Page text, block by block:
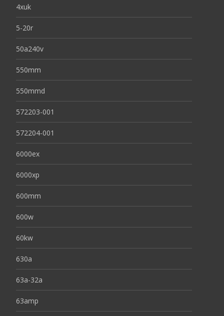
4xuk
5-20r
50a240v
550mm
550mmd
572203-001
572204-001
6000ex
6000xp
600mm
600w
60kw
630a
63a-32a
63amp